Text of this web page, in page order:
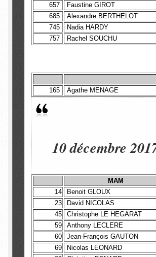
657
Faustine GIROT
685
Alexandre BERTHELOT
745
Nadia HARDY
757
Rachel SOUCHU
165
Agathe MENAGE
10 décembre
MAM
14
Benoit GLOUX
23
David NICOLAS
45
Christophe LE HEGARAT
59
Anthony LECLERE
60
Jean-François GAUTON
69
Nicolas LEONARD